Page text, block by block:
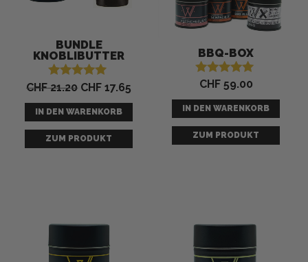
BUNDLE
KNOBLIBUTTER
Bewertet mit
von 5
CHF21.20 CHF 17.65
IN DEN WARENKORB
ZUM PRODUKT
BBQ-BOX
Bewertet mit
von 5
CHF59.00
IN DEN WARENKORB
ZUM PRODUKT